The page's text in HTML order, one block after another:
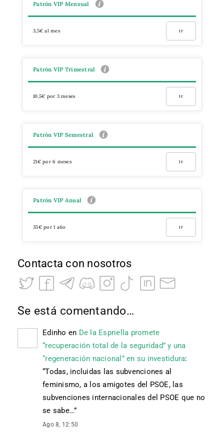
Patrón VIP Mensual
3,5€ al mes Ir
Patrón VIP Trimestral
10,5€ por 3 meses Ir
Patrón VIP Semestral
21€ por 6 meses Ir
Patrón VIP Anual
35€ por 1 año Ir
Contacta con nosotros
Se está comentando…
Edinho en De la Espriella promete
“recuperación total de la seguridad” y una
“regeneración nacional” en su investidura:
“Todas, incluidas las subvenciones al
feminismo, a los amigotes del PSOE, las
subvenciones internacionales del PSOE que no
se sabe…”
Ago 8, 12:50